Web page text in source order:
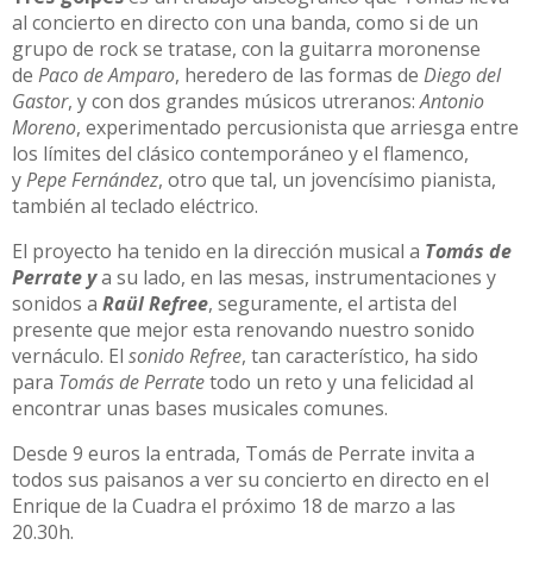
al concierto en directo con una banda, como si de un
grupo de rock se tratase, con la guitarra moronense
de Paco de Amparo, heredero de las formas de Diego del
Gastor, y con dos grandes músicos utreranos:Antonio
Moreno, experimentado percusionista que arriesga entre
los límites del clásico contemporáneo y el flamenco,
yPepe Fernández, otro que tal, un jovencísimo pianista,
también al teclado eléctrico.
El proyecto ha tenido en la dirección musical a Tomás de
Perrate ya su lado, en las mesas, instrumentaciones y
sonidos a Raül Refree, seguramente, el artista del
presente que mejor esta renovando nuestro sonido
vernáculo. El sonido Refree, tan característico, ha sido
para Tomás de Perratetodo un reto y una felicidad al
encontrar unas bases musicales comunes.
Desde 9 euros la entrada, Tomás de Perrate invita a
todos sus paisanos a ver su concierto en directo en el
Enrique de la Cuadra el próximo 18 de marzo a las
20.30h.